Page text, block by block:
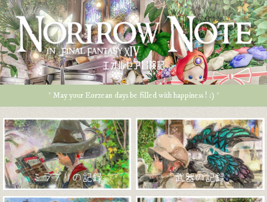
エオルゼア冒険記
* May your Eorzean days be filled with happiness ! :) *
ミラプリの記録 武器の記録